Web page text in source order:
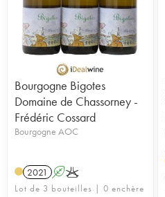
Bourgogne Bigotes
Domaine de Chassorney -
Frédéric Cossard
Bourgogne AOC
2021 AK
Lot de 3 bouteilles | 0 enchère